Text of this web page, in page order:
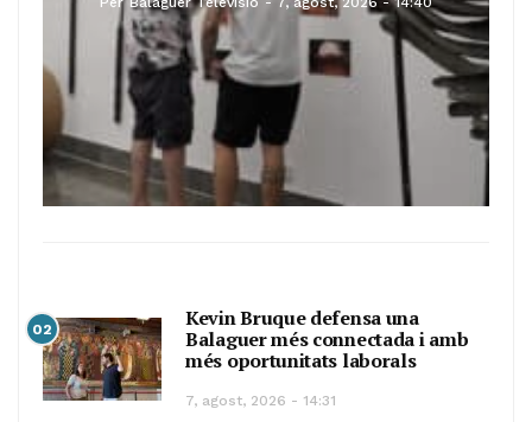
02
Kevin Bruque defensa una
Balaguer més connectada i amb
més oportunitats laborals
7, agost, 2026 - 14:31